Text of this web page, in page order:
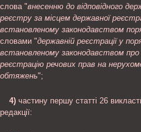
слова "внесенню до відповідного
реєстру за місцем державної
встановленому законодавством
словами "державній реєстрації у
встановленому законодавством
реєстрацію речових прав на
обтяжень";
4) частину першу статті 26
редакції: